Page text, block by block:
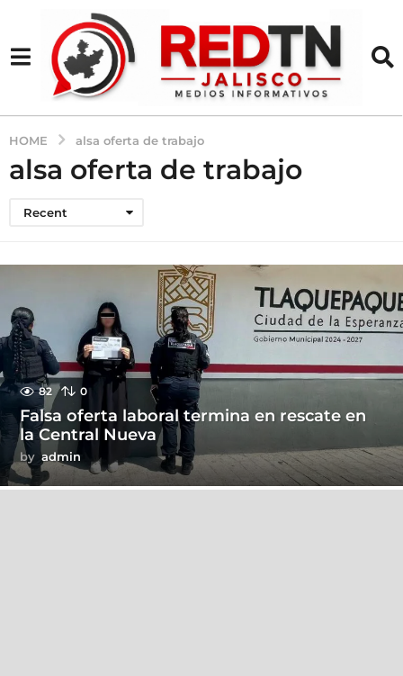
HOME alsa oferta de trabajo
alsa oferta de trabajo
Recent
82 0
Falsa oferta laboral termina en rescate en
la Central Nueva
by admin